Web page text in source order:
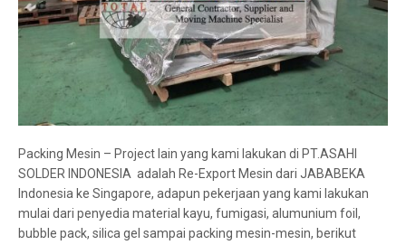
Packing Mesin – Project lain yang kami lakukan di PT.ASAHI
SOLDER INDONESIA adalah Re-Export Mesin dari JABABEKA
Indonesia ke Singapore, adapun pekerjaan yang kami lakukan
mulai dari penyedia material kayu, fumigasi, alumunium foil,
bubble pack, silica gel sampai packing mesin-mesin, berikut